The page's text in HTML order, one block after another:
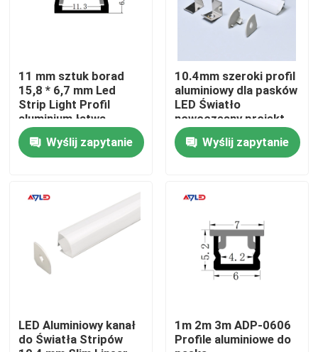
O nas
Wycieczka po fabryce
Skontaktuj się z nami
Aktualności
wysoki cri led pasek
11 mm sztuk borad
15,8 * 6,7 mm Led
Strip Light Profil
aluminium łatwa
instalacja Led
AluminiumWyślij zapytanie
10.4mm szeroki profil
aluminiowy dla pasków
LED Światło
nowoczesny projekt
profil aluminiowy LED
Wyślij zapytanie
LED Aluminiowy kanał
do Światła Stripów
1m 2m 3m ADP-0606
Profile aluminiowe do